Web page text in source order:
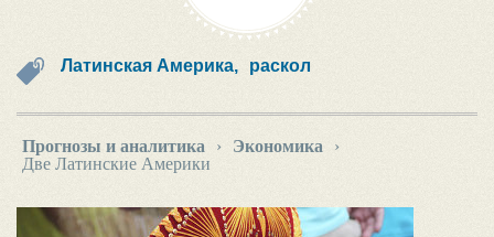
Латинская Америка, раскол
Прогнозы и аналитика › Экономика
›
Две Латинские Америки